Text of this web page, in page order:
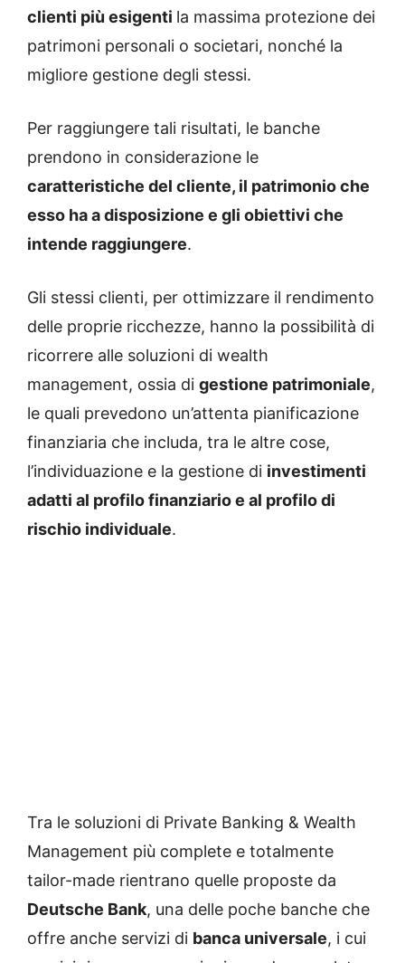
clienti più esigenti la massima protezione dei
patrimoni personali o societari, nonché la
migliore gestione degli stessi.
Per raggiungere tali risultati, le banche
prendono in considerazione le
caratteristiche del cliente, il patrimonio che
esso ha a disposizione e gli obiettivi che
intende raggiungere.
Gli stessi clienti, per ottimizzare il rendimento
delle proprie ricchezze, hanno la possibilità di
ricorrere alle soluzioni di wealth
management, ossia di gestione patrimoniale,
le quali prevedono un’attenta pianificazione
finanziaria che includa, tra le altre cose,
l’individuazione e la gestione di investimenti
adatti al profilo finanziario e al profilo di
rischio individuale.
Tra le soluzioni di Private Banking & Wealth
Management più complete e totalmente
tailor-made rientrano quelle proposte da
Deutsche Bank, una delle poche banche che
offre anche servizi di banca universale, i cui